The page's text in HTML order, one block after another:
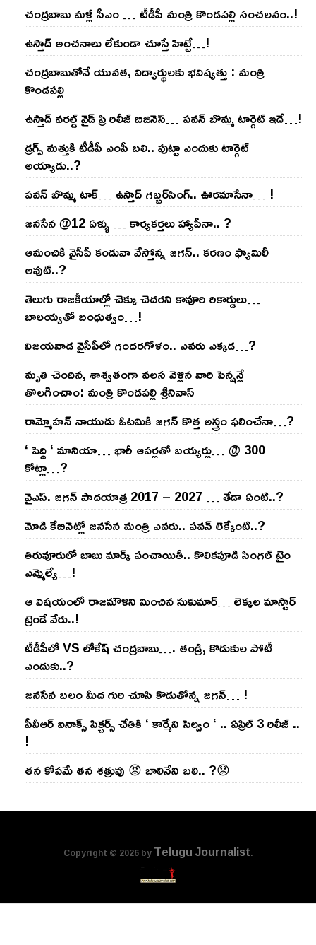
చంద్ర‌బాబు మ‌ళ్లీ సీఎం … టీడీపీ మంత్రి కొండ‌ప‌ల్లి సంచ‌ల‌నం..!
ఉస్తాద్ అంచ‌నాలు లేకుండా చూస్తే హిట్టే…!
చంద్ర‌బాబుతోనే యువ‌త‌, విద్యార్థుల‌కు భ‌విష్య‌త్తు : మంత్రి
కొండ‌ప‌ల్లి
ఉస్తాద్ వ‌ర‌ల్డ్ వైడ్ ప్రి రిలీజ్ బిజినెస్‌… ప‌వ‌న్ బొమ్మ టార్గెట్ ఇదే…!
డ్రగ్స్ మత్తుకి టీడీపీ ఎంపీ బలి.. పుట్టా ఎందుకు టార్గెట్
అయ్యాడు..?
ప‌వ‌న్ బొమ్మ టాక్‌… ఉస్తాద్ గ‌బ్బ‌ర్‌సింగ్‌.. ఊర‌మాసేనా… !
జనసేన @12 ఏళ్ళు … కార్యకర్తలు హ్యాపీనా.. ?
ఆమంచికి వైసీపీ కండువా వేస్తోన్న జ‌గ‌న్‌.. క‌ర‌ణం ఫ్యామిలీ
అవుట్‌..?
తెలుగు రాజ‌కీయాల్లో చెక్కు చెద‌ర‌ని కావూరి రికార్డులు…
బాల‌య్యతో బంధుత్వం…!
విజ‌య‌వాడ వైసీపీలో గంద‌ర‌గోళం.. ఎవ‌రు ఎక్క‌డ‌…?
మృతి చెందిన, శాశ్వతంగా వలస వెళ్లిన వారి పెన్ష‌న్లే
తొల‌గించాం: మంత్రి కొండపల్లి శ్రీనివాస్
రామ్మోహ‌న్ నాయుడు ఓట‌మికి జ‌గ‌న్ కొత్త అస్త్రం ఫ‌లించేనా…?
‘ పెద్ది ‘ మానియా… భారీ ఆప‌ర్ల‌తో బ‌య్య‌ర్లు… @ 300
కోట్లా…?
వైఎస్‌. జ‌గ‌న్ పాద‌యాత్ర 2017 – 2027 … తేడా ఏంటి..?
మోడి కేబినెట్లో జ‌నసేన మంత్రి ఎవ‌రు.. ప‌వ‌న్ లెక్కేంటి..?
తిరువూరులో బాబు మార్క్ పంచాయితీ.. కొలిక‌పూడి సింగ‌ల్ టైం
ఎమ్మెల్యే…!
ఆ విష‌యంలో రాజ‌మౌళిని మించిన సుకుమార్‌… లెక్క‌ల మాస్టార్
ట్రెండే వేరు..!
టీడీపీలో VS లోకేష్ చంద్ర‌బాబు…. తండ్రి, కొడుకుల పోటీ
ఎందుకు..?
జ‌న‌సేన బ‌లం మీద గురి చూసి కొడుతోన్న జ‌గ‌న్‌… !
పీవీఆర్ ఐనాక్స్ పిక్చర్స్ చేతికి ‘ కార్మేని సెల్వం ‘ .. ఏప్రిల్ 3 రిలీజ్ ..
!
తన కోపమే తన శత్రువు 😡 బాలినేని బలి.. ?😟
Copyright © 2026 byTelugu Journalist.